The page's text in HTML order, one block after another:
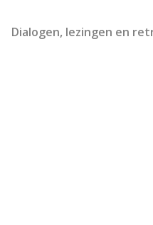
Dialogen, lezingen en